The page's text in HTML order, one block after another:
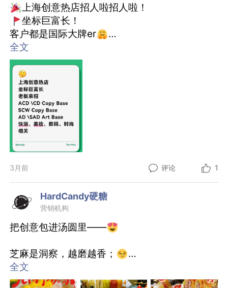
上海创意热店招人啦招人啦！
坐标巨富长！
客户都是国际大牌er
几乎不熬夜，年假多，福利丰富，管理层通情
达理，不打卡，三只小猫陪你上班。
I NEED YOU!
GH (Group Head)
要求：能写、能讲、能扛。brief拆得比螺蛳粉还
细，创意提得比脱口秀还密。带得动小弟小妹，
哄得住甲方老爹。
加分项：campaign完整撰写+审美能力，懂
得“家人们谁懂啊”和“高级感”之间的微妙距离。
SCW (Senior Copywriter)
要求：网感比体重重，痛点抓得比男朋友还准。
能写3000字深度稿，也能写3个字刷屏文案。
加分项：你收藏的“爆款标题库”比你的化妆包还
SAM-AAD (ACCOUNT)
落地，统筹项目全流程执行，做好内外部沟通与
汇报。
维护客户关系，支持老客户活动提案与新客户比
全文
3月前 评论 1
HardCandy硬糖
营销机构
把创意包进汤圆里——
芝麻是洞察，越磨越香；
花生是策略，越嚼越有劲；
全文